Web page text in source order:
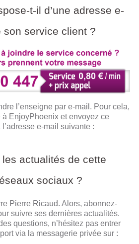
t-il d’une adresse e-
son service client ?
l’enseigne par e-mail. Pour cela,
EnjoyPhoenix et envoyez ce
e-mail suivante :
actualités de cette
sociaux ?
Pierre Ricaud. Alors, abonnez-
suivre ses dernières actualités.
questions, n’hésitez pas entrer
via la messagerie privée sur :